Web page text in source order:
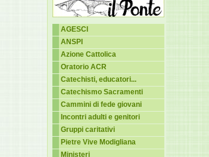
AGESCI
ANSPI
Azione Cattolica
Oratorio ACR
Catechisti, educatori...
Catechismo Sacramenti
Cammini di fede giovani
Incontri adulti e genitori
Gruppi caritativi
Pietre Vive Modigliana
Ministeri